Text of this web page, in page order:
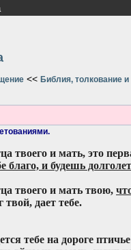
<< Библия, толкование и
твоего и мать, это
благо, и будешь
твоего и мать твою,
твой, дает тебе.
тебе на дороге